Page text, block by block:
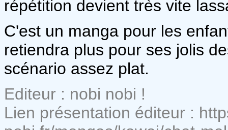
répétition devient très vite
C'est un manga pour les
retiendra plus pour ses jolis
scénario assez plat.
Editeur : nobi nobi !
Lien présentation éditeur :